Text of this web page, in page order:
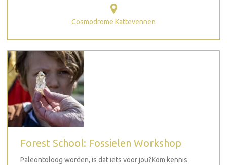
Cosmodrome Kattevennen
Forest School: Fossielen Workshop
Paleontoloog worden, is dat iets voor jou?Kom kennis